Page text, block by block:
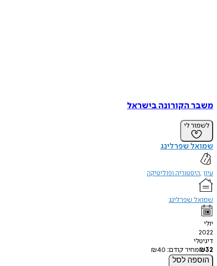
משבר הקורונה בישראל
לשמור לי
שמואל שפרלינג
עיון היסטוריה ופוליטיקה
שמואל שפרלינג
יולי
2022
דיגיטלי
₪32 מחיר קודם: ₪40
הוספה לסל